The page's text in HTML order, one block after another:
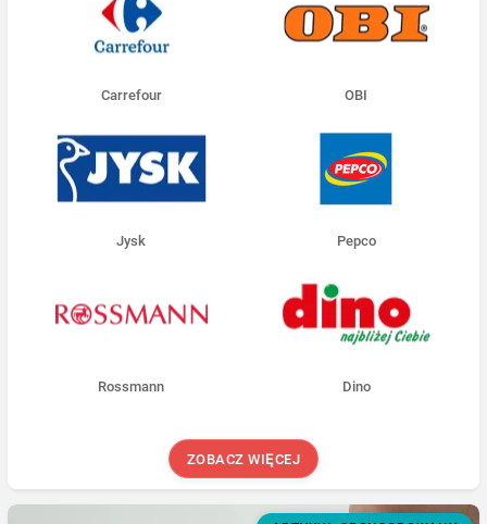
Carrefour OBI
Jysk Pepco
Rossmann Dino
ZOBACZ WIĘCEJ